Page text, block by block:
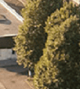
>
- 🎁 Caen on
- 🎉 Les
- Activités et
Ajoutez un logo,
Cliquez pour